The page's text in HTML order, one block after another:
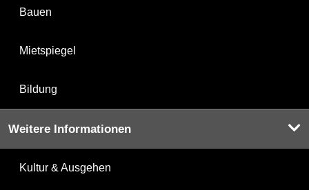
Bauen
Mietspiegel
Bildung
Weitere Informationen
Kultur & Ausgehen